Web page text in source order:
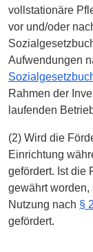
vollstationäre
vor und/oder
Aufwendungen
Rahmen der
laufenden
(2) Wird die
Einrichtung
gefördert. Ist die
gewährt
Nutzung nach §
gefördert.